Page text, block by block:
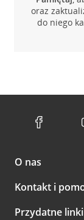
oraz
do niego
O nas
Kontakt i
Przydatne linki